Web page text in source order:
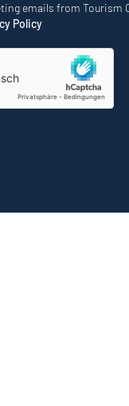
emails from Tourism
Policy